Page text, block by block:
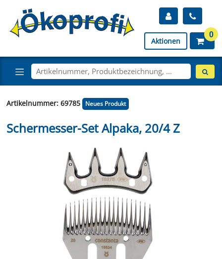
Aktionen
0
Artikelnummer: 69785 Neues Produkt
Schermesser-Set Alpaka, 20/4 Z